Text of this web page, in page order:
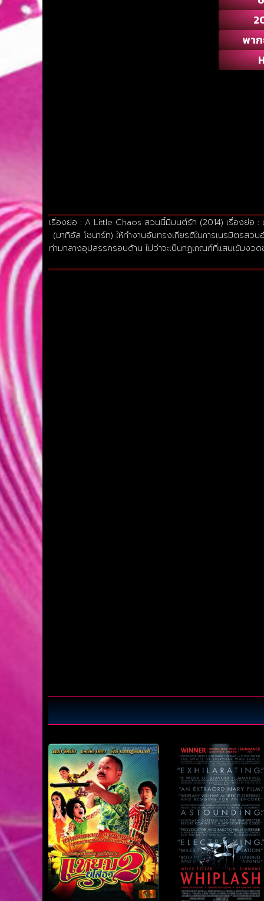
พา
เรื่องย่อ : A Little Chaos สวนนี้มีมนต์รัก (2014) เรื่องย่อ
(มาทิอัส โชนาร์ท) ให้ทำงานอันทรงเกียรติในการเนรมิตรสว
ท่ามกลางอุปสรรครอบด้าน ไม่ว่าจะเป็นกฏเกณฑ์ที่แสนเข้มงว